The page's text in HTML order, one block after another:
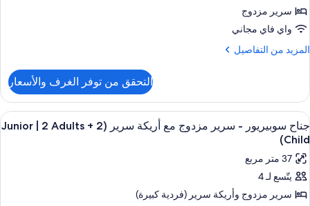
Child)
تنفيذي
(Junior)
سرير مزدوج
واي فاي مجاني
المزيد من التفاصيل
المزيد
جناح
تنفيذي
(Junior)
التحقق من توفر الغرف والأسعار
استعراض
جميع
صور
جناح
سوبيريور
-
ملاءات للفراش لا تسبب الحساسية
6
جناح سوبيريور - سرير مزدوج مع أريكة سرير (Junior | 2 Adults + 2
Child)
37 متر مربع
يتّسع لـ 4
سرير مزدوج‫‬ وأريكة سرير (فردية كبيرة)